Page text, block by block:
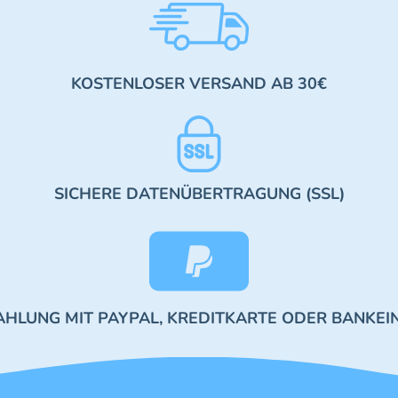
KOSTENLOSER VERSAND AB 30€
SICHERE DATENÜBERTRAGUNG (SSL)
MIT PAYPAL, KREDITKARTE ODER